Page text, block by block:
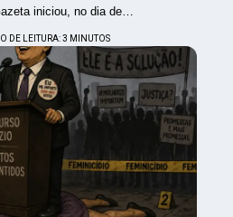
iniciou, no dia de…
DE LEITURA: 3 MINUTOS